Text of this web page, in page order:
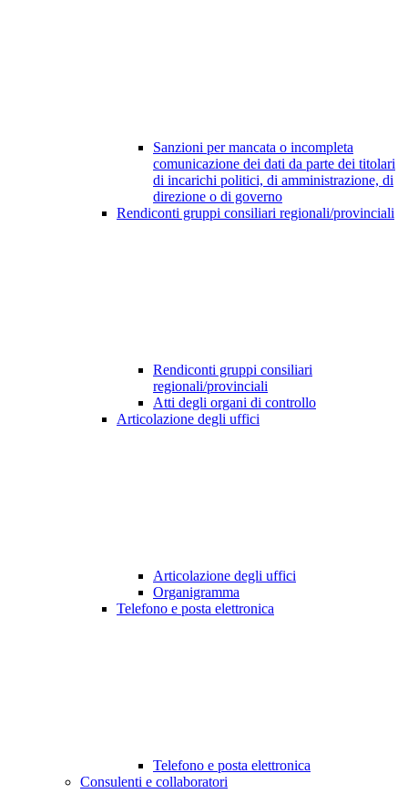
Sanzioni per mancata o incompleta
comunicazione dei dati da parte dei titolari
di incarichi politici, di amministrazione, di
direzione o di governo
Rendiconti gruppi consiliari regionali/provinciali
Rendiconti gruppi consiliari
regionali/provinciali
Atti degli organi di controllo
Articolazione degli uffici
Articolazione degli uffici
Organigramma
Telefono e posta elettronica
Telefono e posta elettronica
Consulenti e collaboratori